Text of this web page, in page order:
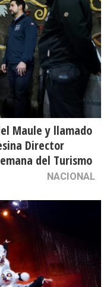
Maule y llamado
Director
del Turismo
NACIONAL